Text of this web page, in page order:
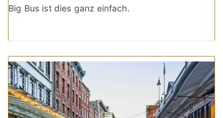
Big Bus ist dies ganz einfach.